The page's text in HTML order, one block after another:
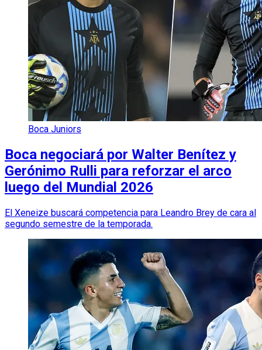
Boca Juniors
Boca negociará por Walter Benítez y
Gerónimo Rulli para reforzar el arco
luego del Mundial 2026
El Xeneize buscará competencia para Leandro Brey de cara al
segundo semestre de la temporada.